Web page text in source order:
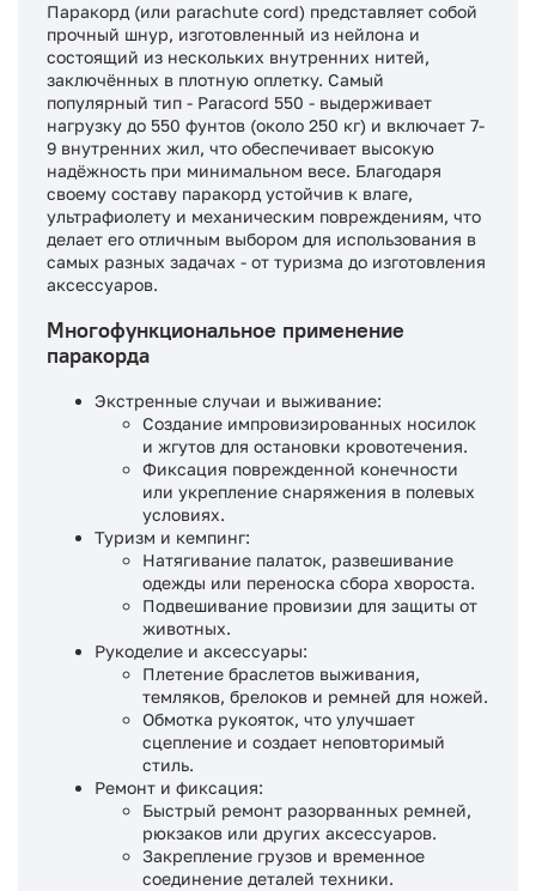
Паракорд (или parachute cord) представляет собой
прочный шнур, изготовленный из нейлона и
состоящий из нескольких внутренних нитей,
заключённых в плотную оплетку. Самый
популярный тип - Paracord 550 - выдерживает
нагрузку до 550 фунтов (около 250 кг) и включает 7-
9 внутренних жил, что обеспечивает высокую
надёжность при минимальном весе. Благодаря
своему составу паракорд устойчив к влаге,
ультрафиолету и механическим повреждениям, что
делает его отличным выбором для использования в
самых разных задачах - от туризма до изготовления
аксессуаров.
Многофункциональное применение
паракорда
Экстренные случаи и выживание:
Создание импровизированных носилок
и жгутов для остановки кровотечения.
Фиксация поврежденной конечности
или укрепление снаряжения в полевых
условиях.
Туризм и кемпинг:
Натягивание палаток, развешивание
одежды или переноска сбора хвороста.
Подвешивание провизии для защиты от
животных.
Рукоделие и аксессуары:
Плетение браслетов выживания,
темляков, брелоков и ремней для ножей.
Обмотка рукояток, что улучшает
сцепление и создает неповторимый
стиль.
Ремонт и фиксация:
Быстрый ремонт разорванных ремней,
рюкзаков или других аксессуаров.
Закрепление грузов и временное
соединение деталей техники.